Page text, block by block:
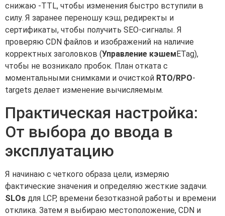
снижаю -TTL, чтобы изменения быстро вступили в
силу. Я заранее переношу кэш, редиректы и
сертификаты, чтобы получить SEO-сигналы. Я
проверяю CDN файлов и изображений на наличие
корректных заголовков (Управление кэшемETag),
чтобы не возникало пробок. План отката с
моментальными снимками и очисткой RTO/RPO-
targets делает изменение вычисляемым.
Практическая настройка:
От выбора до ввода в
эксплуатацию
Я начинаю с четкого образа цели, измеряю
фактические значения и определяю жесткие задачи.
SLOs для LCP, времени безотказной работы и времени
отклика. Затем я выбираю местоположение, CDN и